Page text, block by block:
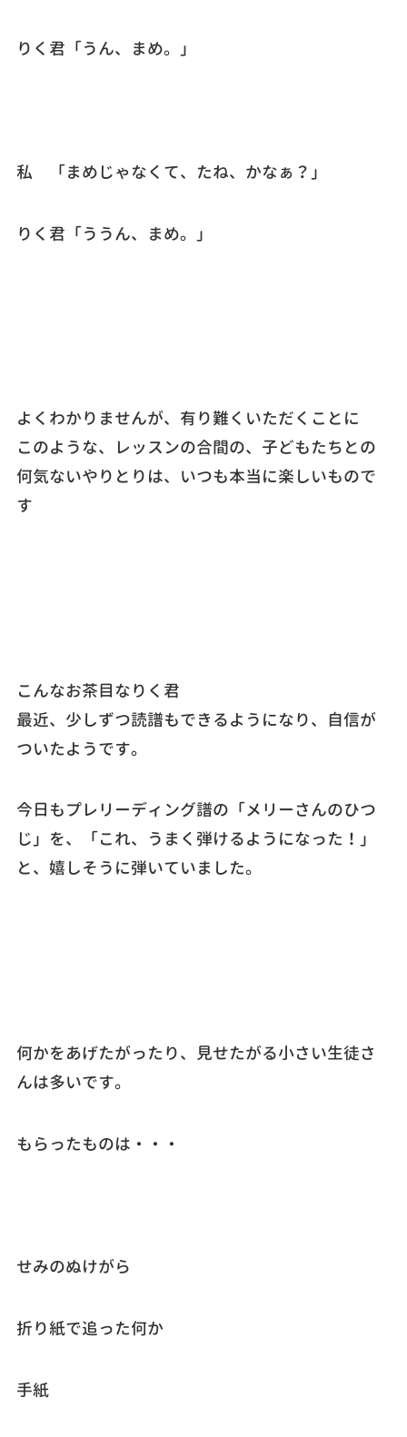
りく君「うん、まめ。」
私 「まめじゃなくて、たね、かなぁ？」
りく君「ううん、まめ。」
よくわかりませんが、有り難くいただくことに
このような、レッスンの合間の、子どもたちとの
何気ないやりとりは、いつも本当に楽しいもので
す
こんなお茶目なりく君
最近、少しずつ読譜もできるようになり、自信が
ついたようです。
今日もプレリーディング譜の「メリーさんのひつ
じ」を、「これ、うまく弾けるようになった！」
と、嬉しそうに弾いていました。
何かをあげたがったり、見せたがる小さい生徒さ
んは多いです。
もらったものは・・・
せみのぬけがら
折り紙で追った何か
手紙